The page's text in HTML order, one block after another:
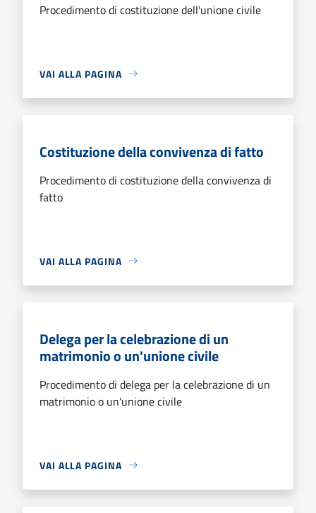
Procedimento di costituzione dell'unione civile
VAI ALLA PAGINA
Costituzione della convivenza di fatto
Procedimento di costituzione della convivenza di
fatto
VAI ALLA PAGINA
Delega per la celebrazione di un
matrimonio o un'unione civile
Procedimento di delega per la celebrazione di un
matrimonio o un'unione civile
VAI ALLA PAGINA